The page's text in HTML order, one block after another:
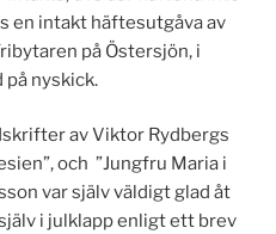
en intakt häftesutgåva av
på Östersjön, i
på nyskick.
av Viktor Rydbergs
och ”Jungfru Maria i
var själv väldigt glad åt
i julklapp enligt ett brev